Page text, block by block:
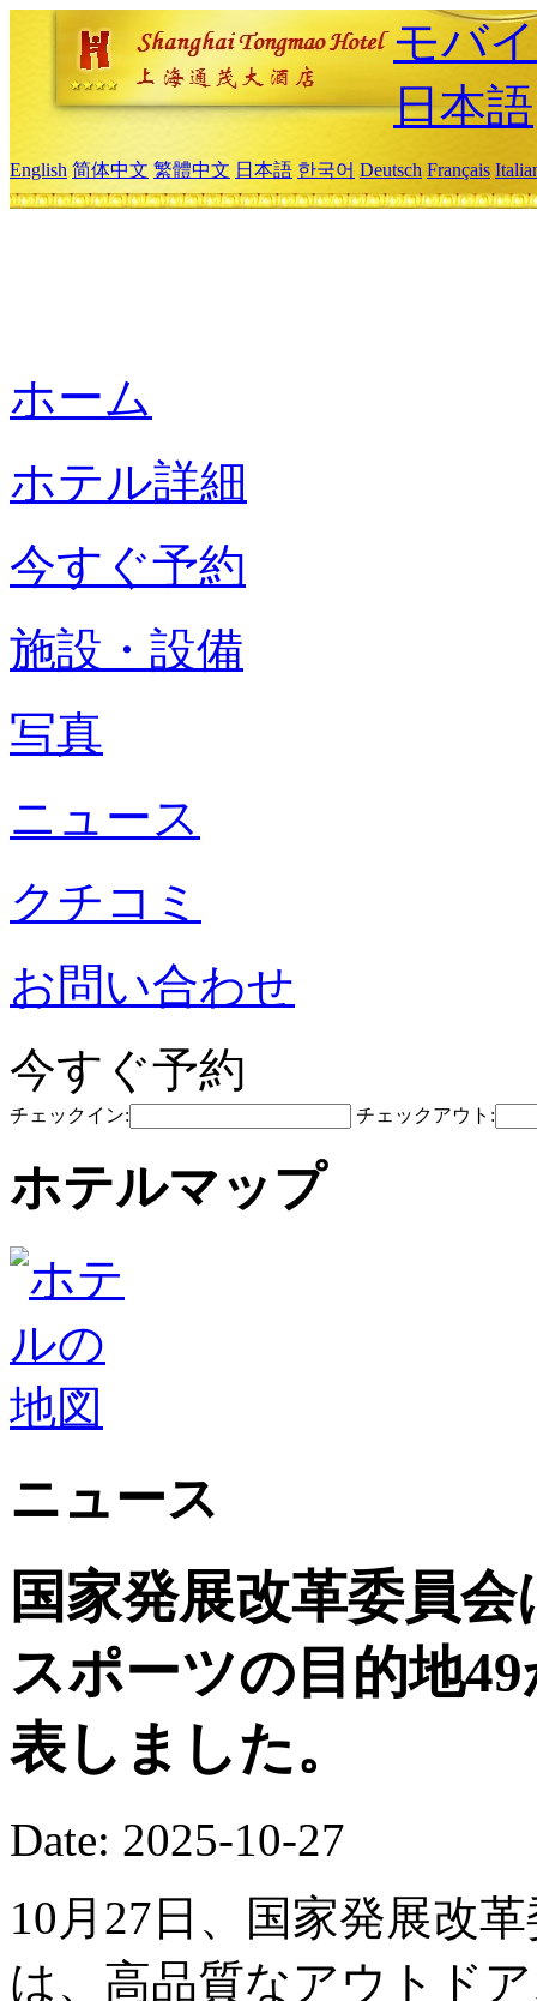
モバ
日本語
English 简体中文 繁體中文 日本語 한국어 Deutsch Français
ホーム
ホテル詳細
今すぐ予約
施設・設備
写真
ニュース
クチコミ
お問い合わせ
今すぐ予約
チェックイン: チェックアウト:
ホテルマップ
ニュース
国家発展改革委員
スポーツの目的地
表しました。
Date: 2025-10-27
10月27日、国家発展改
は、高品質なアウトド